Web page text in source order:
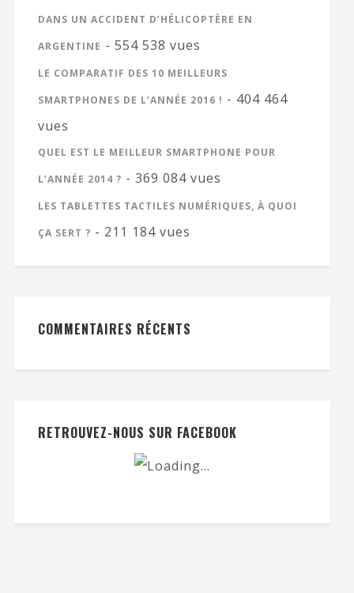
DANS UN ACCIDENT D’HÉLICOPTÈRE EN
ARGENTINE - 554 538 vues
LE COMPARATIF DES 10 MEILLEURS
SMARTPHONES DE L’ANNÉE 2016 ! - 404 464
vues
QUEL EST LE MEILLEUR SMARTPHONE POUR
L’ANNÉE 2014 ? - 369 084 vues
LES TABLETTES TACTILES NUMÉRIQUES, À QUOI
ÇA SERT ? - 211 184 vues
COMMENTAIRES RÉCENTS
RETROUVEZ-NOUS SUR FACEBOOK